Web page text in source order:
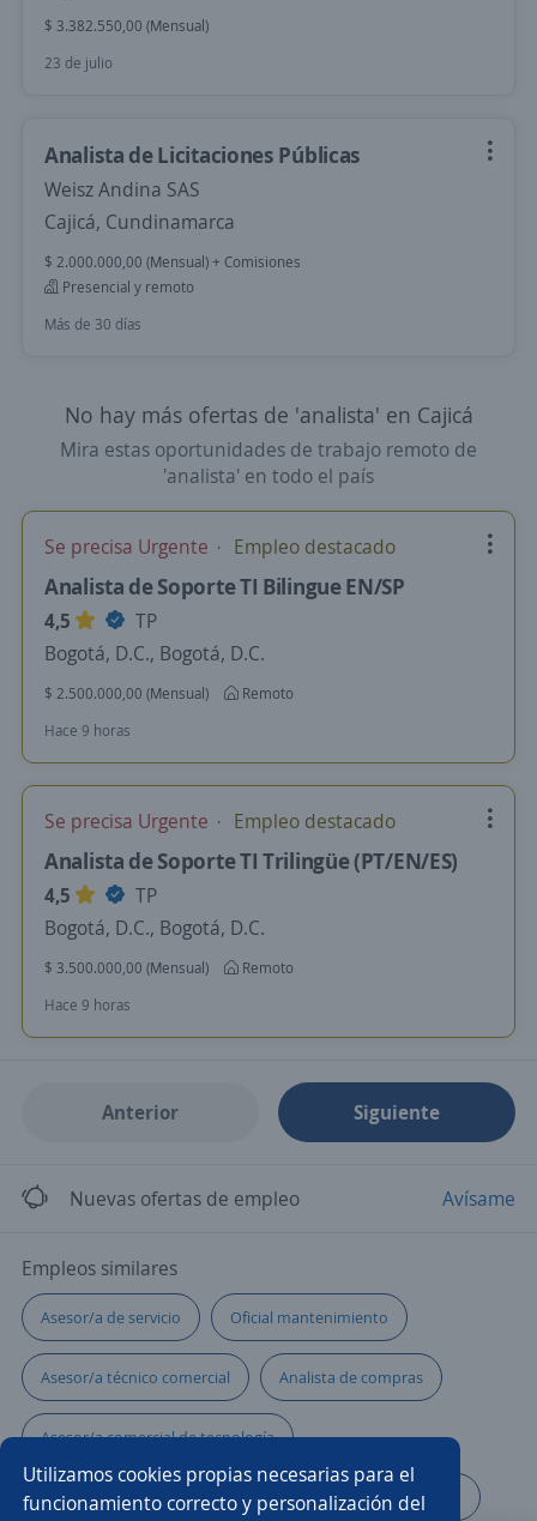
Utilizamos cookies propias necesarias para el
funcionamiento correcto y personalización del
$ 3.382.550,00 (Mensual)
23 de julio
Analista de Licitaciones Públicas
Weisz Andina SAS
Cajicá, Cundinamarca
$ 2.000.000,00 (Mensual) + Comisiones
Presencial y remoto
Más de 30 días
No hay más ofertas de 'analista' en Cajicá
Mira estas oportunidades de trabajo remoto de
'analista' en todo el país
Se precisa Urgente Empleo destacado
Analista de Soporte TI Bilingue EN/SP
4,5
TP
Bogotá, D.C., Bogotá, D.C.
$ 2.500.000,00 (Mensual)
Remoto
Hace 9 horas
Se precisa Urgente Empleo destacado
Analista de Soporte TI Trilingüe (PT/EN/ES)
4,5
TP
Bogotá, D.C., Bogotá, D.C.
$ 3.500.000,00 (Mensual)
Remoto
Hace 9 horas
Anterior Siguiente
Nuevas ofertas de empleo Avísame
Empleos similares
Asesor/a de servicio Oficial mantenimiento
Asesor/a técnico comercial Analista de compras
Asesor/a comercial de tecnología
Asesor/a comercial bancario Auxiliares de enfermería